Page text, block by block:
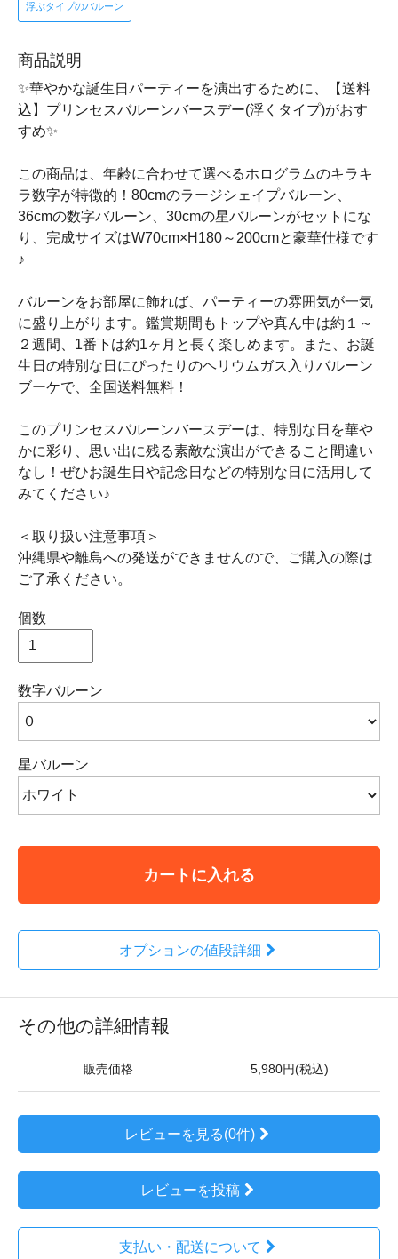
浮ぶタイプのバルーン
商品説明
✨華やかな誕生日パーティーを演出するために、【送料
込】プリンセスバルーンバースデー(浮くタイプ)がおす
すめ✨
この商品は、年齢に合わせて選べるホログラムのキラキ
ラ数字が特徴的！80cmのラージシェイプバルーン、
36cmの数字バルーン、30cmの星バルーンがセットにな
り、完成サイズはW70cm×H180～200cmと豪華仕様です
♪
バルーンをお部屋に飾れば、パーティーの雰囲気が一気
に盛り上がります。鑑賞期間もトップや真ん中は約１～
２週間、1番下は約1ヶ月と長く楽しめます。また、お誕
生日の特別な日にぴったりのヘリウムガス入りバルーン
ブーケで、全国送料無料！
このプリンセスバルーンバースデーは、特別な日を華や
かに彩り、思い出に残る素敵な演出ができること間違い
なし！ぜひお誕生日や記念日などの特別な日に活用して
みてください♪
＜取り扱い注意事項＞
沖縄県や離島への発送ができませんので、ご購入の際は
ご了承ください。
個数
数字バルーン
星バルーン
カートに入れる
オプションの値段詳細
その他の詳細情報
販売価格 5,980円(税込)
レビューを見る(0件)
レビューを投稿
支払い・配送について